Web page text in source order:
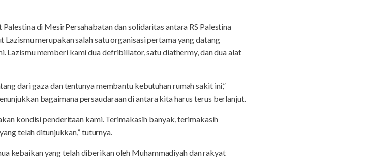
Persahabatan dan solidaritas antara RS Palestina
merupakan salah satu organisasi pertama yang datang
Lazismu memberi kami dua defribillator, satu diathermy, dan dua alat
dari gaza dan tentunya membantu kebutuhan rumah sakit ini,”
bagaimana persaudaraan di antara kita harus terus berlanjut.
kondisi penderitaan kami. Terimakasih banyak, terimakasih
telah ditunjukkan,” tuturnya.
kebaikan yang telah diberikan oleh Muhammadiyah dan rakyat